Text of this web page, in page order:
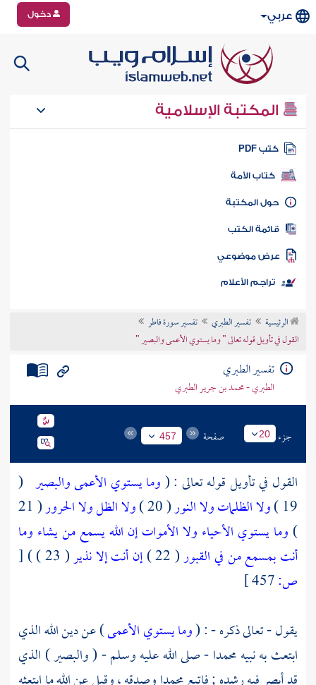
عربي دخول
المكتبة الإسلامية
كتب PDF
كتاب الأمة
المكتبة
الكتب
موضوعي
تراجم الأعلام
الرئيسية تفسير الطبري
تفسير سورة فاطر
القول في تأويل قوله تعالى " وما يستوي الأعمى والبصير "
تفسير الطبري
الطبري - محمد بن جرير الطبري
جزء 20 صفحة 457
القول في تأويل قوله تعالى : (وما يستوي الأعمى والبصير (
19 ) ولا الظلمات ولا النور( 20 ) ولا الظل ولا الحرور ( 21
) وما يستوي الأحياء ولا الأموات إن الله يسمع من يشاء وما
أنت بمسمع من في القبور( 22 ) إن أنت إلا نذير( 23 ) )
[
ص:
يقول - تعالى ذكره - : (وما يستوي الأعمى) عن دين الله الذي
ابتعث به نبيهمحمدا- صلى الله عليه وسلم - ( والبصير ) الذي